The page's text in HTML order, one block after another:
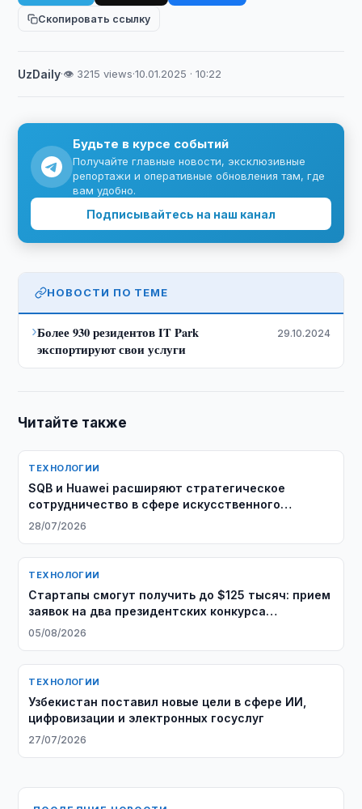
Скопировать ссылку
UzDaily·👁 3215 views·10.01.2025 · 10:22
Будьте в курсе событий
Получайте главные новости, эксклюзивные
репортажи и оперативные обновления там, где
вам удобно.
Подписывайтесь на наш канал
НОВОСТИ ПО ТЕМЕ
›Более 930 резидентов IT Park
экспортируют свои услуги
29.10.2024
Читайте также
ТЕХНОЛОГИИ
SQB и Huawei расширяют стратегическое
сотрудничество в сфере искусственного
интеллекта
28/07/2026
ТЕХНОЛОГИИ
Стартапы смогут получить до $125 тысяч: прием
заявок на два президентских конкурса
продолжается
05/08/2026
ТЕХНОЛОГИИ
Узбекистан поставил новые цели в сфере ИИ,
цифровизации и электронных госуслуг
27/07/2026